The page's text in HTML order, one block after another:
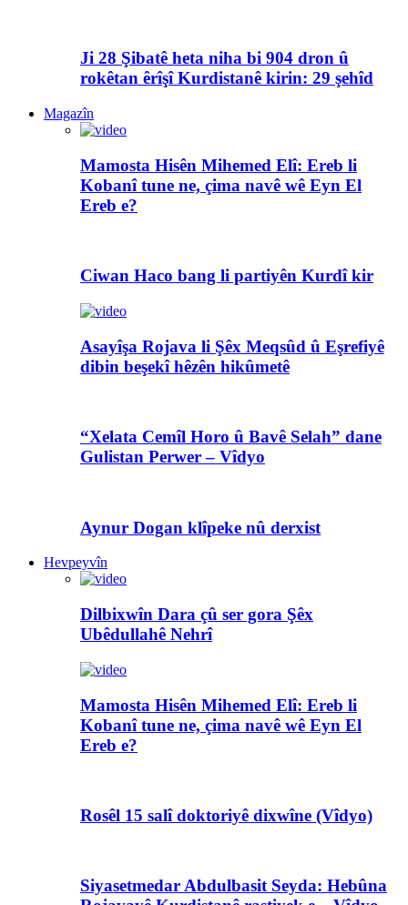
Ji 28 Şibatê heta niha bi 904 dron û
rokêtan êrîşî Kurdistanê kirin: 29 şehîd
Magazîn
Mamosta Hisên Mihemed Elî: Ereb li
Kobanî tune ne, çima navê wê Eyn El
Ereb e?
Ciwan Haco bang li partiyên Kurdî kir
Asayîşa Rojava li Şêx Meqsûd û Eşrefiyê
dibin beşekî hêzên hikûmetê
“Xelata Cemîl Horo û Bavê Selah” dane
Gulistan Perwer – Vîdyo
Aynur Dogan klîpeke nû derxist
Hevpeyvîn
Dilbixwîn Dara çû ser gora Şêx
Ubêdullahê Nehrî
Mamosta Hisên Mihemed Elî: Ereb li
Kobanî tune ne, çima navê wê Eyn El
Ereb e?
Rosêl 15 salî doktoriyê dixwîne (Vîdyo)
Siyasetmedar Abdulbasit Seyda: Hebûna